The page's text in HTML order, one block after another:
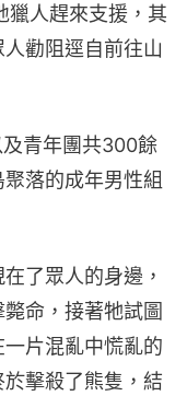
獵人趕來支援，其
勸阻逕自前往山
青年團共300餘
落的成年男性組
了眾人的身邊，
命，接著牠試圖
片混亂中慌亂的
擊殺了熊隻，結